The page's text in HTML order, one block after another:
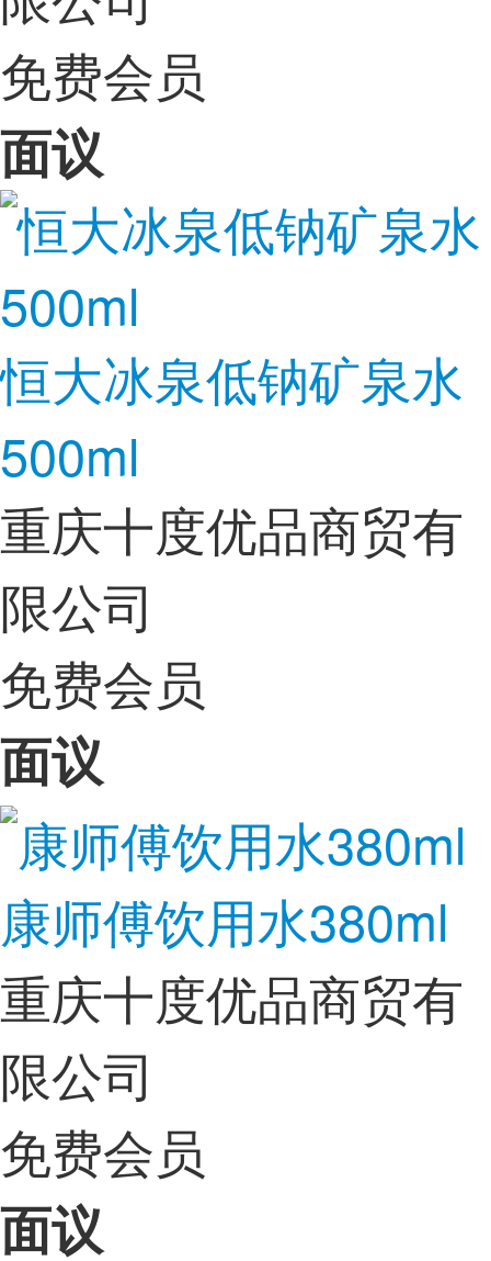
免费会员
面议
恒大冰泉低钠矿泉水
500ml
重庆十度优品商贸有
限公司
免费会员
面议
康师傅饮用水380ml
重庆十度优品商贸有
限公司
免费会员
面议